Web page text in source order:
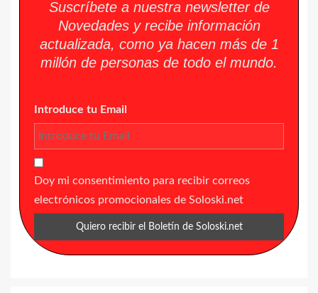
Suscríbete a nuestra newsletter de
Novedades y recibe información
actualizada, como ya hacen más de 1
millón de personas de todo el mundo.
Introduce tu Email
Doy mi consentimiento para recibir correos
electrónicos promocionales de Soloski.net